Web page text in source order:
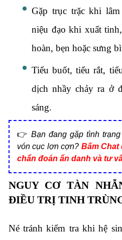
Gặp trục trặc khi lâm
niệu đạo khi xuất tinh,
hoàn, bẹn hoặc sưng
Tiểu buốt, tiểu rắt,
dịch nhầy chảy ra ở
sáng.
👉 Bạn đang gặp tình
vón cục lợn cợn? Bấm Chat
chẩn đoán ẩn danh và tư
NGUY CƠ TÀN
ĐIỀU TRỊ TINH
Né tránh kiểm tra khi hệ